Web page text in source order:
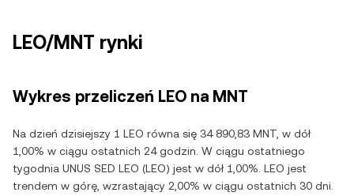
LEO/MNT rynki
Wykres przeliczeń LEO na MNT
Na dzień dzisiejszy 1 LEO równa się 34 890,83 MNT, w dół
1,00% w ciągu ostatnich 24 godzin. W ciągu ostatniego
tygodnia UNUS SED LEO (LEO) jest w dół 1,00%. LEO jest
trendem w górę, wzrastający 2,00% w ciągu ostatnich 30 dni.